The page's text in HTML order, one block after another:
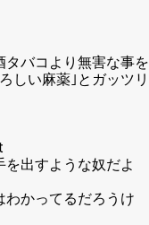
バコより無害な事を
しい麻薬｣とガッツリ
出すような奴だよ
わかってるだろうけ